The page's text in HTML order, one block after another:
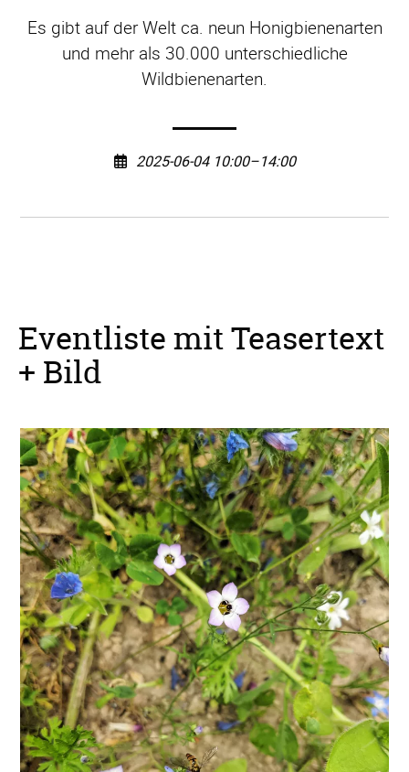
Es gibt auf der Welt ca. neun Honigbienenarten
und mehr als 30.000 unterschiedliche
Wildbienenarten.
2025-06-04 10:00–14:00
Eventliste mit Teasertext
+ Bild